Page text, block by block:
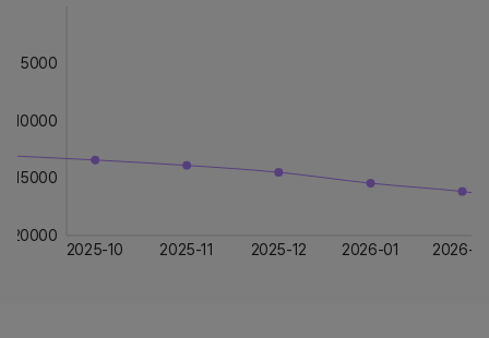
2025-10 2025-11 2025-12 2026-01 2026-
5000
10000
15000
20000